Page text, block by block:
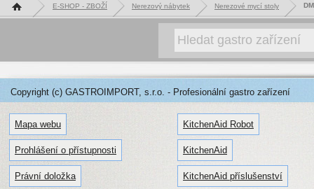
Hlavní stránka E-SHOP - ZBOŽÍ Nerezový nábytek Nerezové mycí stoly
Copyright (c) GASTROIMPORT, s.r.o. - Profesionální gastro zařízení
Mapa webu
Prohlášení o přístupnosti
Právní doložka
KitchenAid Robot
KitchenAid
KitchenAid příslušenství